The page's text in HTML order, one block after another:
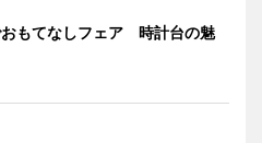
もてなしフェア 時計台の魅